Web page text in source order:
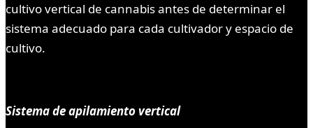
cultivo vertical de cannabis antes de determinar el
sistema adecuado para cada cultivador y espacio de
cultivo.
Sistema de apilamiento vertical